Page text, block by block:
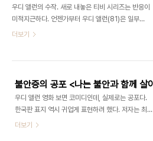
우디 앨런의 수작. 새로 내놓은 티비 시리즈는 반응이
미적지근하다. 언젠가부터 우디 앨런(81)은 일부러
그러기라도 하는 듯, 수작과 범작을 번갈아가며 매년
사스런 삶에 대한 동경과 경멸 등 앨런의 영화에 반복
적으로 드러난 주제들이 능란하게 제시돼있다.
1930년대 미국. 뉴욕 출신 바비(제시 아이젠버그)
는 성공을 꿈꾸며 할리우드로 건너가 유능한 에이전
시 대표인 삼촌 필(스티브 카렐)을 찾아간다. 필은 비
더보기
우디 앨런 영화 보면 코미디인데, 실제로는 공포다.
한국판 표지 역시 귀업게 표현하려 했다. 저자는 최대
한 담담하게 쓰려 하고, 또 가끔 유머를 발휘하려고도
더보기